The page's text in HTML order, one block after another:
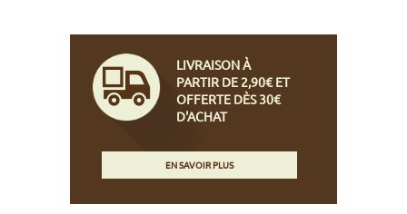
LIVRAISON À
PARTIR DE 2,90€ ET
OFFERTE DÈS 30€
D'ACHAT
EN SAVOIR PLUS